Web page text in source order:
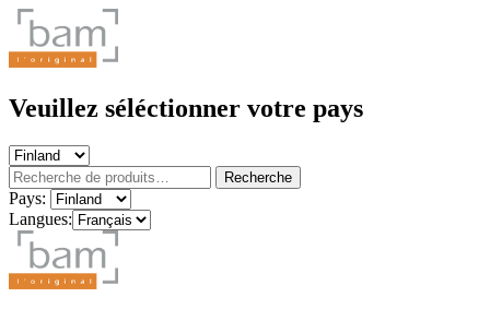
Veuillez séléctionner votre pays
Recherche
pour :
Recherche
Pays:
Langues: